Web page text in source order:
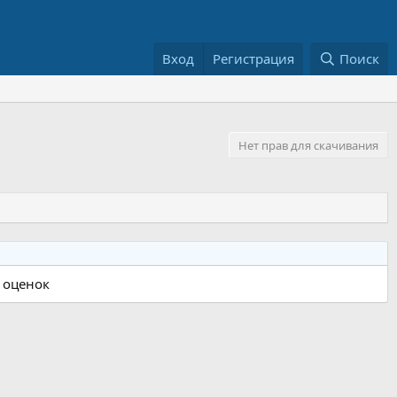
Вход Регистрация Поиск
Нет прав для скачивания